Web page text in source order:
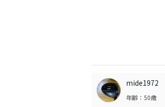
mide1972
年齢：50歳